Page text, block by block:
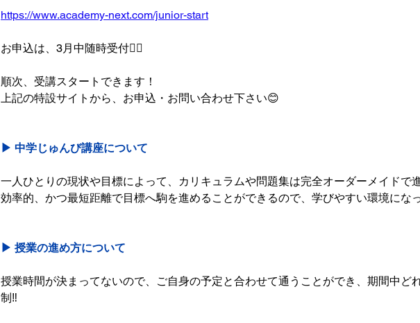
https://www.academy-next.com/junior-start
お申込は、3月中随時受付💁‍♀️
順次、受講スタートできます！
上記の特設サイトから、お申込・お問い合わせ下さい😊
▶︎ 中学じゅんび講座について
一人ひとりの現状や目標によって、カリキュラムや問題集は完全オーダーメイドで
効率的、かつ最短距離で目標へ駒を進めることができるので、学びやすい環境にな
▶︎ 授業の進め方について
授業時間が決まってないので、ご自身の予定と合わせて通うことができ、期間中ど
制‼️